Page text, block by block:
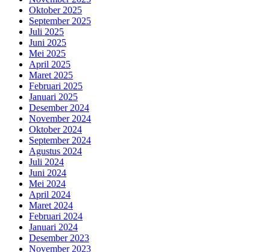
Oktober 2025
September 2025
Juli 2025
Juni 2025
Mei 2025
April 2025
Maret 2025
Februari 2025
Januari 2025
Desember 2024
November 2024
Oktober 2024
September 2024
Agustus 2024
Juli 2024
Juni 2024
Mei 2024
April 2024
Maret 2024
Februari 2024
Januari 2024
Desember 2023
November 2023